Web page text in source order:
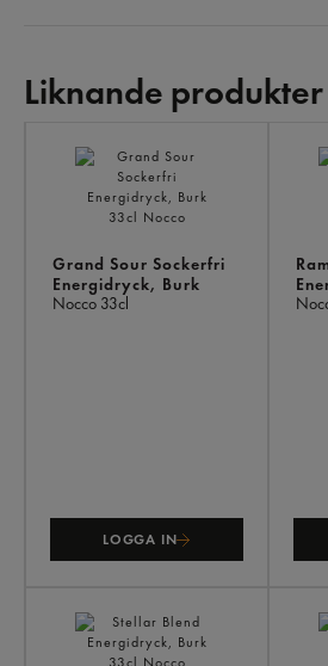
Liknande produkter
Grand Sour Sockerfri
Energidryck, Burk
Nocco 33cl
LOGGA IN